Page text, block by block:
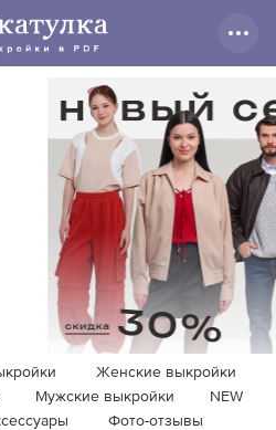
Женские выкройки
Мужские выкройки
NEW
Фото-отзывы